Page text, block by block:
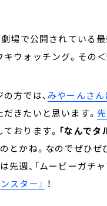
劇場で公開されている
ウォッチング。その
方では、 みやーんさ
きたいと思います。
おります。 「なんで
とかね。なのでぜひ
先週、「ムービーガ
スター』 ！